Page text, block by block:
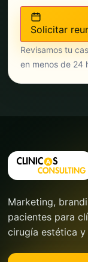
Solicitar
Revisamos tu
en menos de 24
Marketing,
pacientes para
cirugía estética y